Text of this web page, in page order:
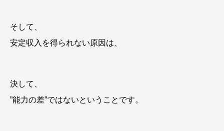
そして、
安定収入を得られない原因は、
決して、
”能力の差”ではないということです。